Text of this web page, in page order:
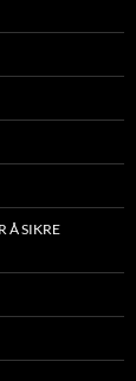
Å SIKRE